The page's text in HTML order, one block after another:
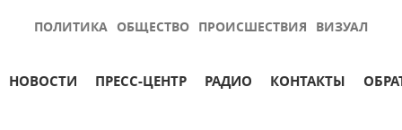
ПОЛИТИКА ОБЩЕСТВО ПРОИСШЕСТВИЯ ВИЗУАЛ
НОВОСТИ ПРЕСС-ЦЕНТР РАДИО КОНТАКТЫ